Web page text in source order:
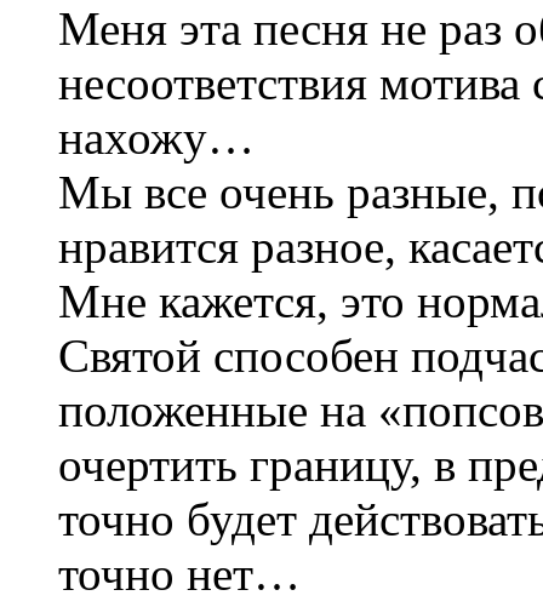
Меня эта песня не раз
несоответствия
нахожу…
Мы все очень разные,
нравится разное,
Мне кажется, это
Святой способен
положенные на
очертить границу, в
точно будет
точно нет…